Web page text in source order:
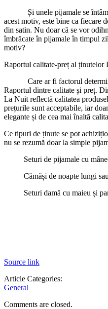
Și unele pijamale se
acest motiv, este bine ca fiecare
din satin. Nu doar că se vor
îmbrăcate în pijamale în timpul
motiv?
Raportul calitate-preț al ținutelor
Care ar fi factorul
Raportul dintre calitate și preț.
La Nuit reflectă calitatea
prețurile sunt acceptabile, iar
elegante și de cea mai înaltă
Ce tipuri de ținute se pot
nu se rezumă doar la simple
Seturi de pijamale cu
Cămăși de noapte lungi
Seturi damă cu maieu și
Source link
Article Categories:
General
Comments are closed.